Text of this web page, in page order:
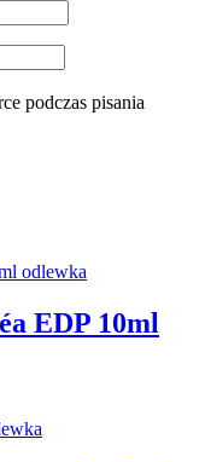
podczas pisania
EDP 10ml